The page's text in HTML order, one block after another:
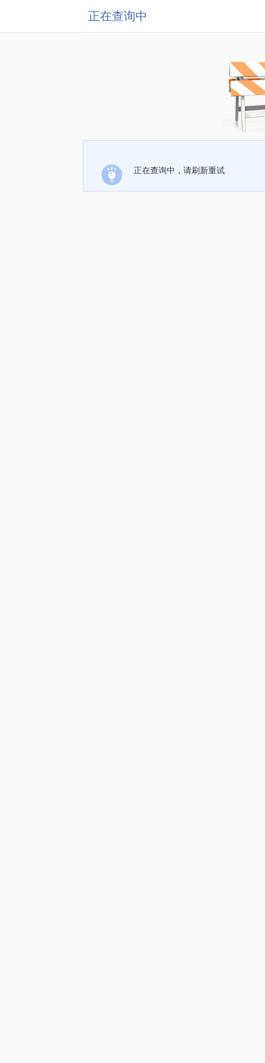
正在查询中
正在查询中，请刷新重试